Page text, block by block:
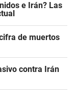
e Irán? Las
de muertos
contra Irán